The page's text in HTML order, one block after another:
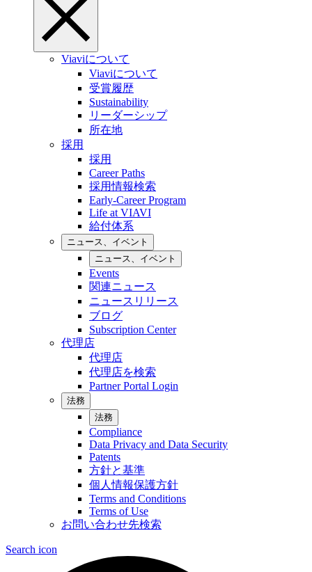
Viaviについて
Viaviについて
受賞履歴
Sustainability
リーダーシップ
所在地
採用
採用
Career Paths
採用情報検索
Early-Career Program
Life at VIAVI
給付体系
ニュース、イベント
ニュース、イベント
Events
関連ニュース
ニュースリリース
ブログ
Subscription Center
代理店
代理店
代理店を検索
Partner Portal Login
法務
法務
Compliance
Data Privacy and Data Security
Patents
方針と基準
個人情報保護方針
Terms and Conditions
Terms of Use
お問い合わせ先検索
Search icon